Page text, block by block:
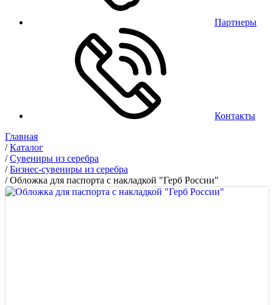
Партнеры
Контакты
Главная
/Каталог
/Сувениры из серебра
/Бизнес-сувениры из серебра
/Обложка для паспорта с накладкой "Герб России"